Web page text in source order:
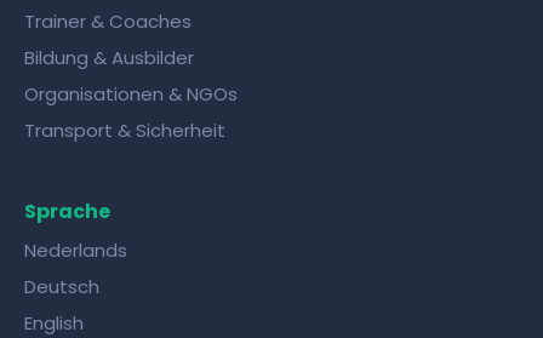
Trainer & Coaches
Bildung & Ausbilder
Organisationen & NGOs
Transport & Sicherheit
Sprache
Nederlands
Deutsch
English